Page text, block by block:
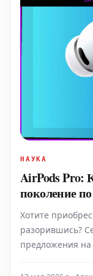
НАУКА
AirPods Pro:
поколение
Хотите
разорившись?
предложения на